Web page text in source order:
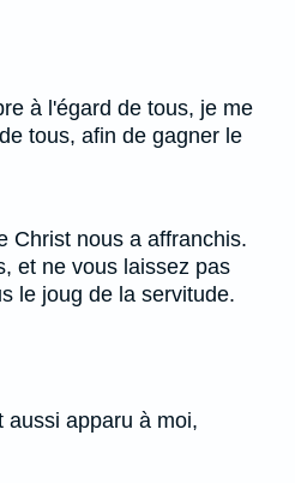
à l'égard de tous, je me
tous, afin de gagner le
Christ nous a affranchis.
et ne vous laissez pas
le joug de la servitude.
aussi apparu à moi,